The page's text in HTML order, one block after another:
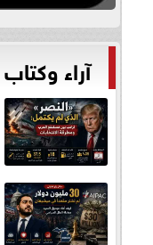
آراء وكتاب